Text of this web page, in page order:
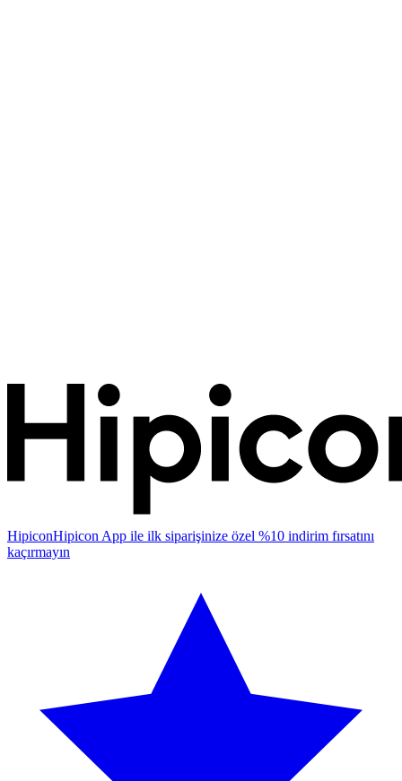
HipiconHipicon App ile ilk siparişinize özel %10 indirim fırsatını
kaçırmayın